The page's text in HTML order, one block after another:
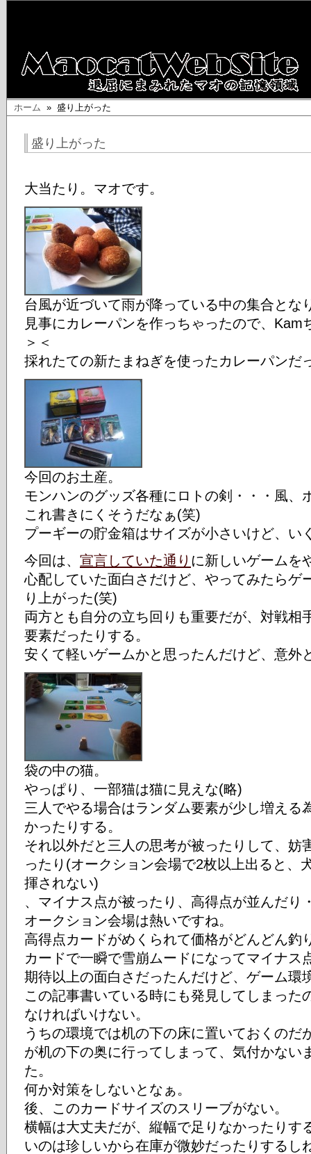
ホーム » 盛り上がった
盛り上がった
大当たり。マオです。
台風が近づいて雨が降っている中の集合とな
見事にカレーパンを作っちゃったので、Kam
＞＜
採れたての新たまねぎを使ったカレーパンだ
今回のお土産。
モンハンのグッズ各種にロトの剣・・・風、
これ書きにくそうだなぁ(笑)
プーギーの貯金箱はサイズが小さいけど、い
今回は、 宣言していた通り に新しいゲームを
心配していた面白さだけど、やってみたらゲ
り上がった(笑)
両方とも自分の立ち回りも重要だが、対戦相
要素だったりする。
安くて軽いゲームかと思ったんだけど、意外
袋の中の猫。
やっぱり、一部猫は猫に見えな(略)
三人でやる場合はランダム要素が少し増える
かったりする。
それ以外だと三人の思考が被ったりして、妨
ったり(オークション会場で2枚以上出ると、
揮されない)
、マイナス点が被ったり、高得点が並んだり
オークション会場は熱いですね。
高得点カードがめくられて価格がどんどん釣
カードで一瞬で雪崩ムードになってマイナス
期待以上の面白さだったんだけど、ゲーム環
この記事書いている時にも発見してしまった
なければいけない。
うちの環境では机の下の床に置いておくのだ
が机の下の奥に行ってしまって、気付かない
た。
何か対策をしないとなぁ。
後、このカードサイズのスリーブがない。
横幅は大丈夫だが、縦幅で足りなかったりす
いのは珍しいから在庫が微妙だったりするし